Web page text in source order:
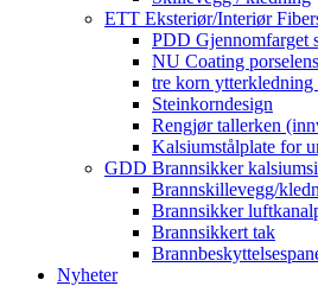
ETT Eksteriør/Interiør
PDD Gjennomfarget
NU Coating
tre korn ytterkledning
Steinkorndesign
Rengjør tallerken
Kalsiumstålplate for
GDD Brannsikker
Brannskillevegg/
Brannsikker
Brannsikkert tak
Nyheter